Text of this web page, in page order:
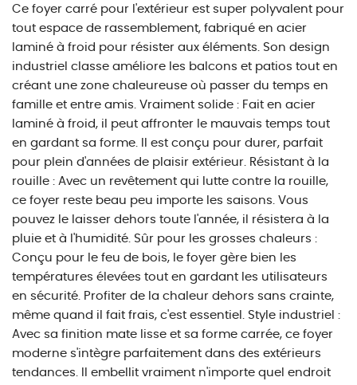
Ce foyer carré pour l'extérieur est super polyvalent pour
tout espace de rassemblement, fabriqué en acier
laminé à froid pour résister aux éléments. Son design
industriel classe améliore les balcons et patios tout en
créant une zone chaleureuse où passer du temps en
famille et entre amis. Vraiment solide : Fait en acier
laminé à froid, il peut affronter le mauvais temps tout
en gardant sa forme. Il est conçu pour durer, parfait
pour plein d'années de plaisir extérieur. Résistant à la
rouille : Avec un revêtement qui lutte contre la rouille,
ce foyer reste beau peu importe les saisons. Vous
pouvez le laisser dehors toute l'année, il résistera à la
pluie et à l'humidité. Sûr pour les grosses chaleurs :
Conçu pour le feu de bois, le foyer gère bien les
températures élevées tout en gardant les utilisateurs
en sécurité. Profiter de la chaleur dehors sans crainte,
même quand il fait frais, c'est essentiel. Style industriel :
Avec sa finition mate lisse et sa forme carrée, ce foyer
moderne s'intègre parfaitement dans des extérieurs
tendances. Il embellit vraiment n'importe quel endroit